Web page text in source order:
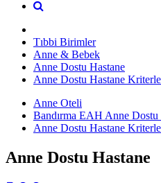
Tıbbi Birimler
Anne & Bebek
Anne Dostu Hastane
Anne Dostu Hastane
Anne Oteli
Bandırma EAH Anne Dostu
Anne Dostu Hastane
Anne Dostu Hastane